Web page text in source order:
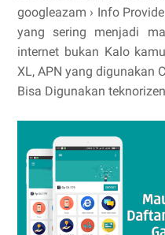
googleazam › Info
yang sering menjadi
internet bukan Kalo
XL, APN yang digunakan
Bisa Digunakan